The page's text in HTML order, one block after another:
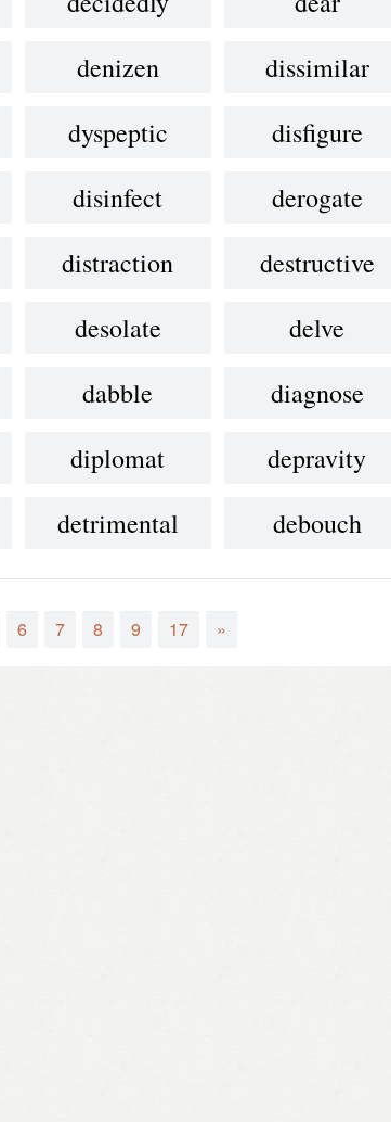
denizen
dissimilar
dyspeptic
disfigure
disinfect
derogate
distraction
destructive
desolate
delve
dabble
diagnose
diplomat
depravity
detrimental debouch
6 7 8 9 17 »